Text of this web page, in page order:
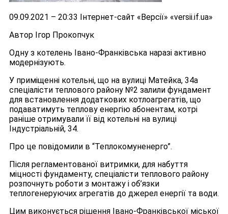
09.09.2021 – 20:33 Інтернет-сайт «Версії» «versii.if.ua»
Автор Ігор Прокопчук
Одну з котелень Івано-Франківська наразі активно
модернізують.
У приміщенні котельні, що на вулиці Матейка, 34а
спеціалісти теплового району №2 залили фундамент
для встановлення додаткових котлоагрегатів, що
подаватимуть теплову енергію абонентам, котрі
раніше отримували її від котельні на вулиці
Індустріальній, 34.
Про це повідомили в “Теплокомуненерго”.
Після регламентованої витримки, для набуття
міцності фундаменту, спеціалісти теплового району
розпочнуть роботи з монтажу і об’язки
теплогенеруючих агрегатів до джерел енергії та води.
Цим виконується рішення Івано-Франківської міської